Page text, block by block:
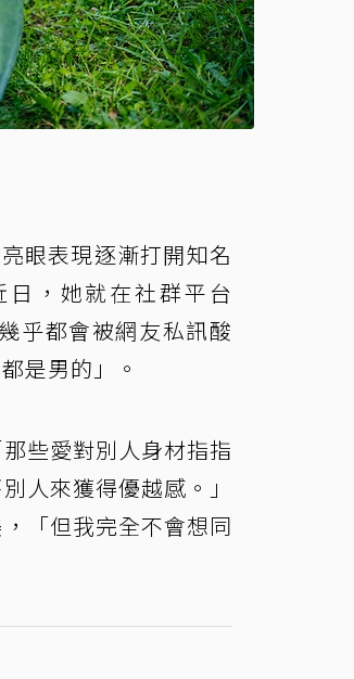
眼表現逐漸打開知名
，她就在社群平台
乎都會被網友私訊酸
是男的」。
些愛對別人身材指指
人來獲得優越感。」
「但我完全不會想同